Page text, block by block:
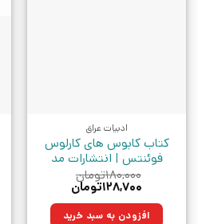
ادبیات عراق
کتاب کابوس های کارلوس
فوئنتس | انتشارات مد
۱۸۰,۰۰۰تومان
قیمت
۱۸۰,۰۰۰تومان
۱۲۸,۷۰۰تومان
۱۲۸,۷۰۰تومان.افزودن به سبد خرید